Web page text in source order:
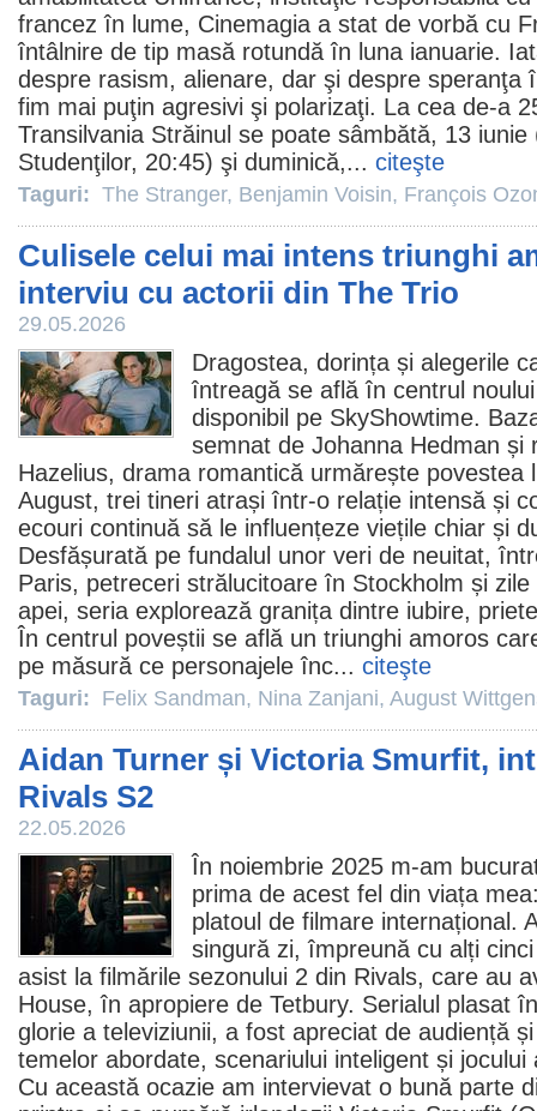
francez în lume, Cinemagia a stat de vorbă cu
întâlnire de tip masă rotundă în luna ianuarie.
despre rasism, alienare, dar şi despre speranţa
fim mai puţin agresivi şi polarizaţi. La cea de-a
Transilvania Străinul se poate sâmbătă, 13
Studenţilor, 20:45) şi duminică,... citeşte
Taguri: The Stranger, Benjamin Voisin, François
Culisele celui mai intens triunghi
interviu cu actorii din The Trio
29.05.2026
Dragostea, dorința și alegerile
întreagă se află în centrul
disponibil pe SkyShowtime.
semnat de Johanna Hedman și
Hazelius, drama romantică urmărește povestea
August, trei tineri atrași într-o relație intensă și
ecouri continuă să le influențeze viețile chiar și
Desfășurată pe fundalul unor veri de neuitat,
Paris, petreceri strălucitoare în Stockholm și
apei, seria explorează granița dintre iubire,
În centrul poveștii se află un triunghi amoros
pe măsură ce personajele înc... citeşte
Taguri: Felix Sandman, Nina Zanjani, August
Aidan Turner și Victoria Smurfit,
Rivals S2
22.05.2026
În noiembrie 2025 m-am
prima de acest fel din viața
platoul de filmare internațional.
singură zi, împreună cu alți
asist la filmările sezonului 2 din Rivals, care au
House, în apropiere de Tetbury. Serialul plasat
glorie a televiziunii, a fost apreciat de audiență
temelor abordate, scenariului inteligent și
Cu această ocazie am intervievat o bună parte